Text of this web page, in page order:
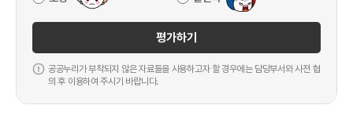
평가하기
공공누리가 부착되지 않은 자료들을 사용하고자 할 경우에는 담당부서와 사전 협
의 후 이용하여 주시기 바랍니다.